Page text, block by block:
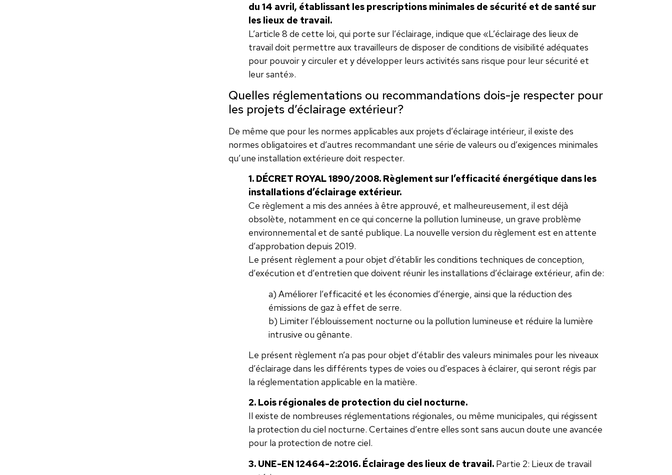
du 14 avril, établissant les prescriptions minimales de sécurité et de santé sur
les lieux de travail.
L’article 8 de cette loi, qui porte sur l’éclairage, indique que «L’éclairage des lieux de
travail doit permettre aux travailleurs de disposer de conditions de visibilité adéquates
pour pouvoir y circuler et y développer leurs activités sans risque pour leur sécurité et
leur santé».
Quelles réglementations ou recommandations dois-je respecter pour
les projets d’éclairage extérieur?
De même que pour les normes applicables aux projets d’éclairage intérieur, il existe des
normes obligatoires et d’autres recommandant une série de valeurs ou d’exigences minimales
qu’une installation extérieure doit respecter.
1. DÉCRET ROYAL 1890/2008. Règlement sur l’efficacité énergétique dans les
installations d’éclairage extérieur.
Ce règlement a mis des années à être approuvé, et malheureusement, il est déjà
obsolète, notamment en ce qui concerne la pollution lumineuse, un grave problème
environnemental et de santé publique. La nouvelle version du règlement est en attente
d’approbation depuis 2019.
Le présent règlement a pour objet d’établir les conditions techniques de conception,
d’exécution et d’entretien que doivent réunir les installations d’éclairage extérieur, afin de:
a) Améliorer l’efficacité et les économies d’énergie, ainsi que la réduction des
émissions de gaz à effet de serre.
b) Limiter l’éblouissement nocturne ou la pollution lumineuse et réduire la lumière
intrusive ou gênante.
Le présent règlement n’a pas pour objet d’établir des valeurs minimales pour les niveaux
d’éclairage dans les différents types de voies ou d’espaces à éclairer, qui seront régis par
la réglementation applicable en la matière.
2. Lois régionales de protection du ciel nocturne.
Il existe de nombreuses réglementations régionales, ou même municipales, qui régissent
la protection du ciel nocturne. Certaines d’entre elles sont sans aucun doute une avancée
pour la protection de notre ciel.
3. UNE-EN 12464-2:2016. Éclairage des lieux de travail.Partie 2: Lieux de travail